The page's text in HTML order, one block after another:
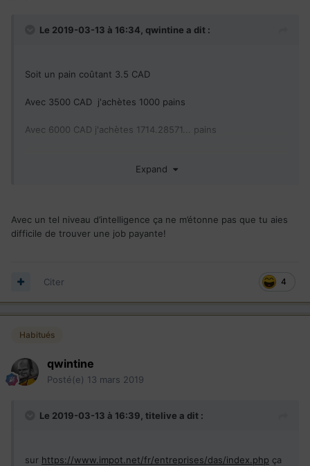
Le 2019-03-13 à 16:34, qwintine a dit :
Soit un pain coûtant 3.5 CAD
Avec 3500 CAD j'achètes 1000 pains
Avec 6000 CAD j'achètes 1714.28571... pains
Expand
Avec un tel niveau d’intelligence ça ne m’étonne pas que tu aies
difficile de trouver une job payante!
4
Citer
Habitués
qwintine
Posté(e) 13 mars 2019
Le 2019-03-13 à 16:39, titelive a dit :
sur https://www.impot.net/fr/entreprises/das/index.php ça